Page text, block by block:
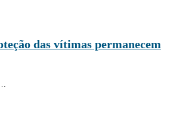
das vítimas permanecem